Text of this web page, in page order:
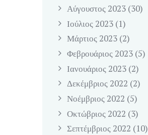
Αύγουστος 2023 (30)
Ιούλιος 2023 (1)
Μάρτιος 2023 (2)
Φεβρουάριος 2023 (5)
Ιανουάριος 2023 (2)
Δεκέμβριος 2022 (2)
Νοέμβριος 2022 (5)
Οκτώβριος 2022 (3)
Σεπτέμβριος 2022 (10)